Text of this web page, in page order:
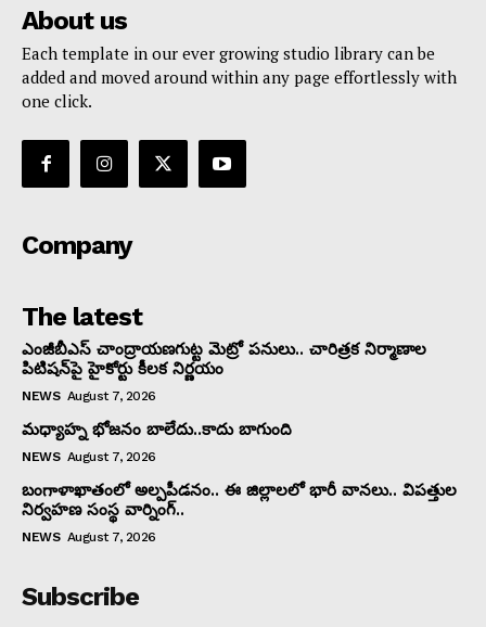
About us
Each template in our ever growing studio library can be
added and moved around within any page effortlessly with
one click.
Company
The latest
ఎంజీబీఎస్ చాంద్రాయణగుట్ట మెట్రో పనులు.. చారిత్రక నిర్మాణాల
పిటిషన్‌పై హైకోర్టు కీలక నిర్ణయం
NEWS August 7, 2026
మధ్యాహ్న భోజనం బాలేదు..కాదు బాగుంది
NEWS August 7, 2026
బంగాళాఖాతంలో అల్పపీడనం.. ఈ జిల్లాలలో భారీ వానలు.. విపత్తుల
నిర్వహణ సంస్థ వార్నింగ్..
NEWS August 7, 2026
Subscribe